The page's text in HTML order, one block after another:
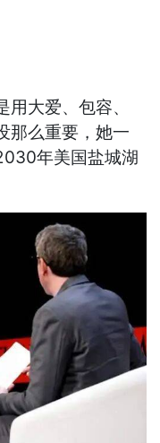
大爱、包容、
那么重要，她一
年美国盐城湖